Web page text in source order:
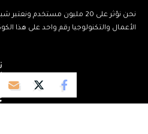
نحن نؤثر على 20 مليون مستخدم ونعتبر
الأعمال والتكنولوجيا رقم واحد على هذا